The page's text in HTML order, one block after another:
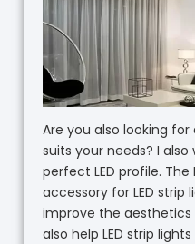
Are you also looking for
suits your needs? I
perfect LED profile. The
accessory for LED strip
improve the aesthetics
also help LED strip